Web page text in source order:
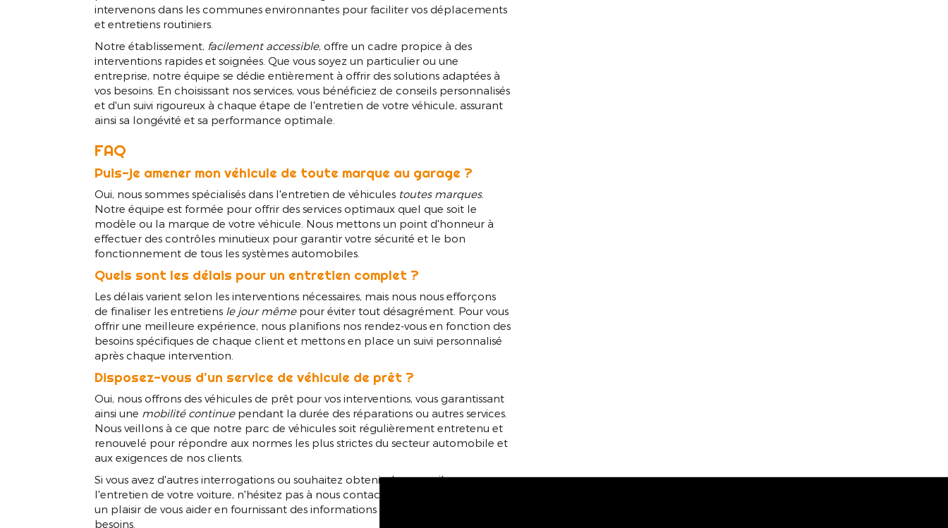
intervenons dans les communes environnantes pour faciliter vos déplacements
et entretiens routiniers.
Notre établissement, facilement accessible, offre un cadre propice à des
interventions rapides et soignées. Que vous soyez un particulier ou une
entreprise, notre équipe se dédie entièrement à offrir des solutions adaptées à
vos besoins. En choisissant nos services, vous bénéficiez de conseils personnalisés
et d'un suivi rigoureux à chaque étape de l'entretien de votre véhicule, assurant
ainsi sa longévité et sa performance optimale.
FAQ
Puis-je amener mon véhicule de toute marque au garage ?
Oui, nous sommes spécialisés dans l'entretien de véhicules toutes marques.
Notre équipe est formée pour offrir des services optimaux quel que soit le
modèle ou la marque de votre véhicule. Nous mettons un point d'honneur à
effectuer des contrôles minutieux pour garantir votre sécurité et le bon
fonctionnement de tous les systèmes automobiles.
Quels sont les délais pour un entretien complet ?
Les délais varient selon les interventions nécessaires, mais nous nous efforçons
de finaliser les entretiens le jour mêmepour éviter tout désagrément. Pour vous
offrir une meilleure expérience, nous planifions nos rendez-vous en fonction des
besoins spécifiques de chaque client et mettons en place un suivi personnalisé
après chaque intervention.
Disposez-vous d'un service de véhicule de prêt ?
Oui, nous offrons des véhicules de prêt pour vos interventions, vous garantissant
ainsi une mobilité continuependant la durée des réparations ou autres services.
Nous veillons à ce que notre parc de véhicules soit régulièrement entretenu et
renouvelé pour répondre aux normes les plus strictes du secteur automobile et
aux exigences de nos clients.
Si vous avez d'autres interrogations ou souhaitez obtenir des conseils sur
l'entretien de votre voiture, n'hésitez pas à nous contacter. Notre équipe se fera
un plaisir de vous aider en fournissant des informations détaillées adaptées à vos
besoins.